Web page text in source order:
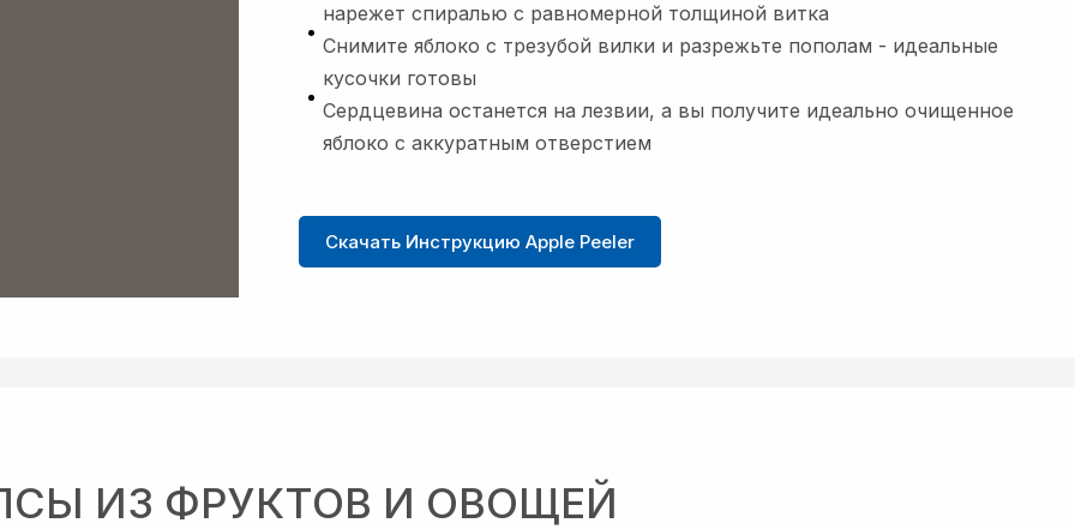
нарежет спиралью с равномерной толщиной витка
Снимите яблоко с трезубой вилки и разрежьте пополам - идеальные
кусочки готовы
Сердцевина останется на лезвии, а вы получите идеально очищенное
яблоко с аккуратным отверстием
Скачать Инструкцию Apple Peeler
ИЗ ФРУКТОВ И ОВОЩЕЙ